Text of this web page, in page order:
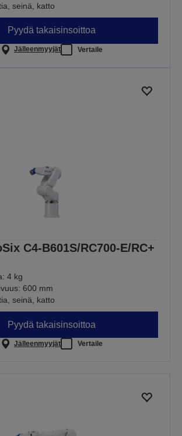
seinä, katto
Pyydä takaisinsoittoa
Jälleenmyyjät Vertaile
C4-B601S/RC700-E/RC+
4 kg
600 mm
seinä, katto
Pyydä takaisinsoittoa
Jälleenmyyjät Vertaile